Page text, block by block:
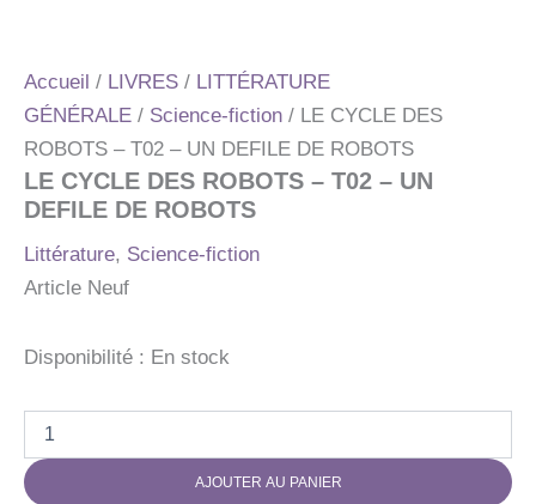
Accueil / LIVRES / LITTÉRATURE
GÉNÉRALE / Science-fiction / LE CYCLE DES
ROBOTS – T02 – UN DEFILE DE ROBOTS
LE CYCLE DES ROBOTS – T02 – UN
DEFILE DE ROBOTS
Littérature, Science-fiction
Article Neuf
Disponibilité : En stock
LE
CYCLE
AJOUTER AU PANIER